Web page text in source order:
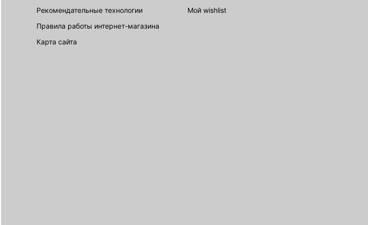
Рекомендательные технологии
Правила работы интернет-магазина
карта сайта
Мой wishlist